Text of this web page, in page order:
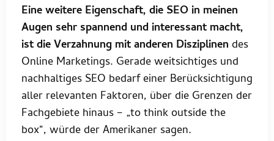
Eine weitere Eigenschaft, die SEO in meinen
Augen sehr spannend und interessant macht,
ist die Verzahnung mit anderen Disziplinen des
Online Marketings. Gerade weitsichtiges und
nachhaltiges SEO bedarf einer Berücksichtigung
aller relevanten Faktoren, über die Grenzen der
Fachgebiete hinaus – „to think outside the
box“, würde der Amerikaner sagen.